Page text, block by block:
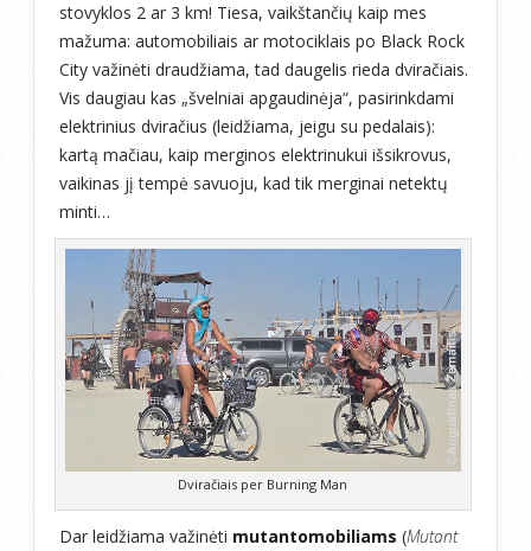
stovyklos 2 ar 3 km! Tiesa, vaikštančių kaip mes
mažuma: automobiliais ar motociklais po Black Rock
City važinėti draudžiama, tad daugelis rieda dviračiais.
Vis daugiau kas „švelniai apgaudinėja“, pasirinkdami
elektrinius dviračius (leidžiama, jeigu su pedalais):
kartą mačiau, kaip merginos elektrinukui išsikrovus,
vaikinas jį tempė savuoju, kad tik merginai netektų
minti…
Dviračiais per Burning Man
Dar leidžiama važinėti mutantomobiliams (Mutant